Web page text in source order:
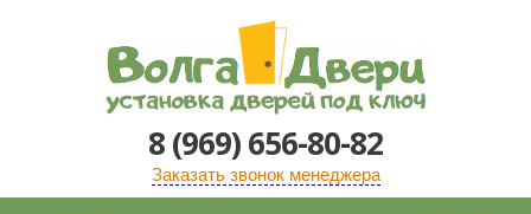
содержимому
8 (969) 656-80-82
Заказать звонок менеджера